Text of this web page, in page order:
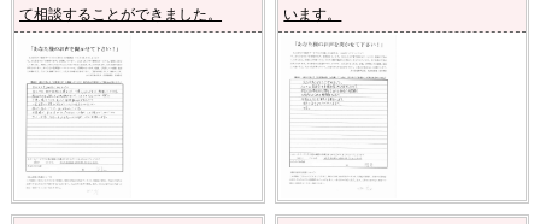
て相談することができました。
います。